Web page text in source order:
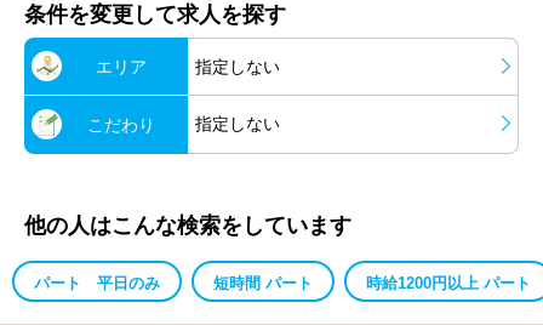
条件を変更して求人を探す
エリア 指定しない
こだわり 指定しない
他の人はこんな検索をしています
パート 平日のみ 短時間 パート 時給1200円以上 パート